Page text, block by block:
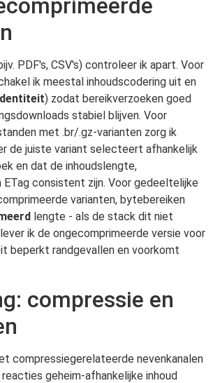
PDF's, CSV's) controleer ik apart. Voor
ik meestal inhoudscodering uit en
) zodat bereikverzoeken goed
stabiel blijven. Voor
met .br/.gz-varianten zorg ik
de juiste variant selecteert afhankelijk
en dat de inhoudslengte,
ETag consistent zijn. Voor gedeeltelijke
varianten, bytebereiken
lengte - als de stack dit niet
ik de ongecomprimeerde versie voor
beperkt randgevallen en voorkomt
compressie en
compressiegerelateerde nevenkanalen
reacties geheim-afhankelijke inhoud